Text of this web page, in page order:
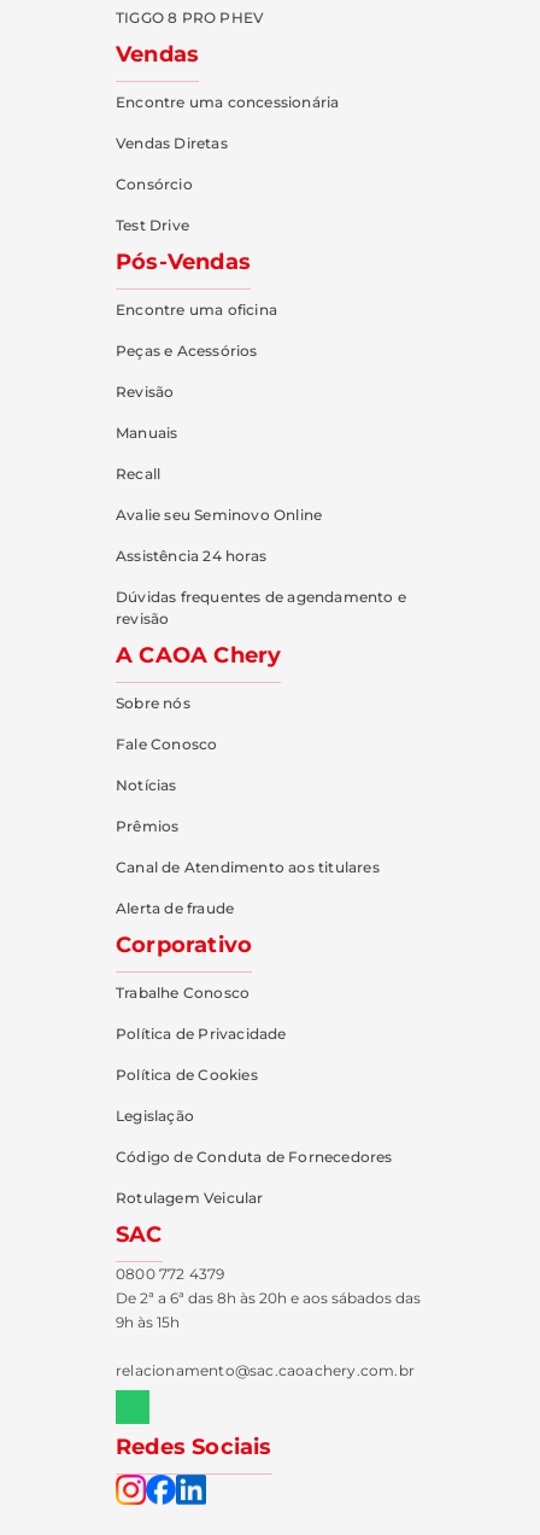
TIGGO 8 PRO PHEV
Vendas
Encontre uma concessionária
Vendas Diretas
Consórcio
Test Drive
Pós-Vendas
Encontre uma oficina
Peças e Acessórios
Revisão
Manuais
Recall
Avalie seu Seminovo Online
Assistência 24 horas
Dúvidas frequentes de agendamento e
revisão
A CAOA Chery
Sobre nós
Fale Conosco
Notícias
Prêmios
Canal de Atendimento aos titulares
Alerta de fraude
Corporativo
Trabalhe Conosco
Política de Privacidade
Política de Cookies
Legislação
Código de Conduta de Fornecedores
Rotulagem Veicular
SAC
0800 772 4379
De 2ª a 6ª das 8h às 20h e aos sábados das
9h às 15h
relacionamento@sac.caoachery.com.br
Redes Sociais